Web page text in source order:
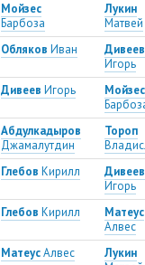
Мойзес
Барбоза
Лукин
Матвей
Обляков Иван
Дивеев
Игорь
Дивеев Игорь
Мойзес
Абдулкадыров
Джамалутдин
Тороп
Глебов Кирилл
Дивеев
Игорь
Глебов Кирилл
Матеус
Алвес
МатеусАлвес
Лукин